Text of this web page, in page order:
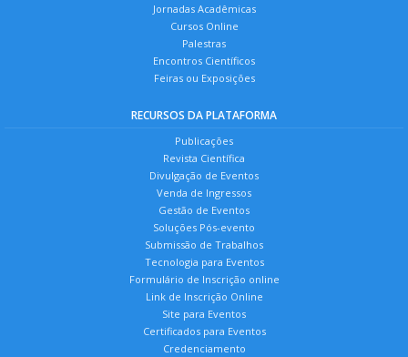
Jornadas Acadêmicas
Cursos Online
Palestras
Encontros Científicos
Feiras ou Exposições
RECURSOS DA PLATAFORMA
Publicações
Revista Científica
Divulgação de Eventos
Venda de Ingressos
Gestão de Eventos
Soluções Pós-evento
Submissão de Trabalhos
Tecnologia para Eventos
Formulário de Inscrição online
Link de Inscrição Online
Site para Eventos
Certificados para Eventos
Credenciamento